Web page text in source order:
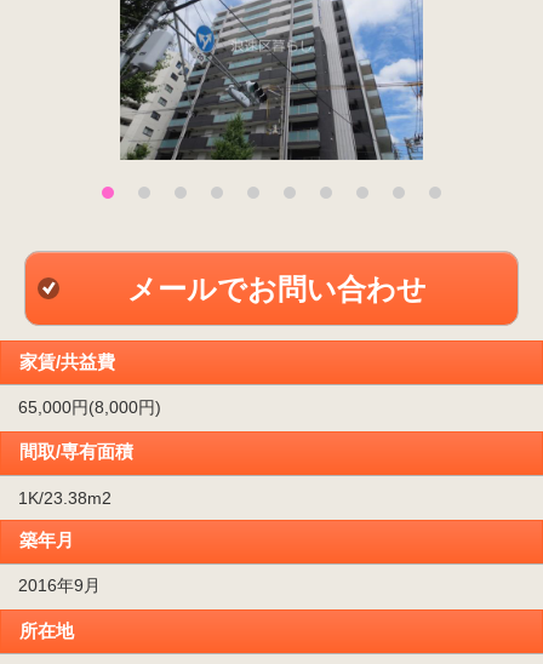
メールでお問い合わせ
家賃/共益費
65,000円(8,000円)
間取/専有面積
1K/23.38m2
築年月
2016年9月
所在地